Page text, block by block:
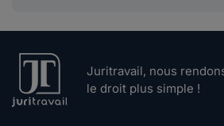
Juritravail, nous
le droit plus simple !